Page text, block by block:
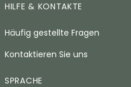
HILFE & KONTAKTE
Häufig gestellte Fragen
Kontaktieren Sie uns
SPRACHE